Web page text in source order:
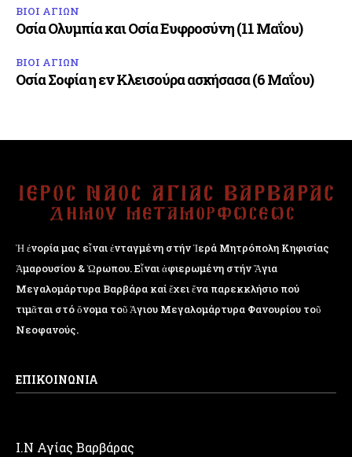
ΒΙΟΙ ΑΓΙΩΝ
Οσία Ολυμπία και Οσία Ευφροσύνη (11 Μαΐου)
ΒΙΟΙ ΑΓΙΩΝ
Οσία Σοφία η εν Κλεισούρα ασκήσασα (6 Μαΐου)
Ἡ ἐνορία μας εἶναι ἐνταγμένη στήν Ἱερά Μητρόπολη Κηφισίας
Ἁμαρουσίου & Ὠρωπου. Εἶναι ἀφιερωμένη στήν Ἅγια
Μεγαλομάρτυρα Βαρβάρα καί ἔχει ἕνα παρεκκλήσιο πού
τιμᾶται στό ὄνομα τοῦ Ἁγιου Μεγαλομάρτυρα Φανουρίου τοῦ
Νεοφανούς.
ΕΠΙΚΟΙΝΩΝΙΑ
Ι.Ν Αγίας Βαρβάρας